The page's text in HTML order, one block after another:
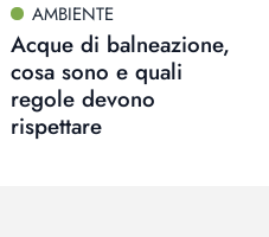
AMBIENTE
Acque di balneazione,
cosa sono e quali
regole devono
rispettare